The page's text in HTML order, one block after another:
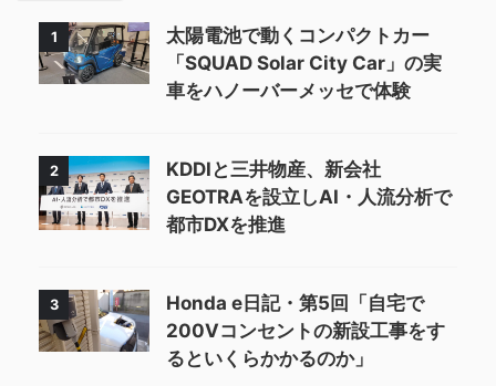
1
太陽電池で動くコンパクトカー
「SQUAD Solar City Car」の実
車をハノーバーメッセで体験
2
KDDIと三井物産、新会社
GEOTRAを設立しAI・人流分析で
都市DXを推進
3
Honda e日記・第5回「自宅で
200Vコンセントの新設工事をす
るといくらかかるのか」